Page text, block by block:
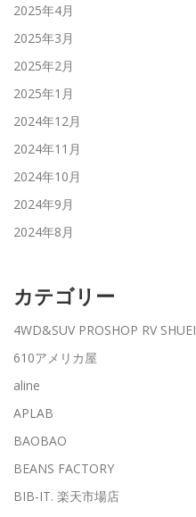
2025年4月
2025年3月
2025年2月
2025年1月
2024年12月
2024年11月
2024年10月
2024年9月
2024年8月
カテゴリー
4WD&SUV PROSHOP RV SHUEI
610アメリカ屋
aline
APLAB
BAOBAO
BEANS FACTORY
BIB-IT. 楽天市場店